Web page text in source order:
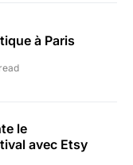
à Paris
le
avec Etsy